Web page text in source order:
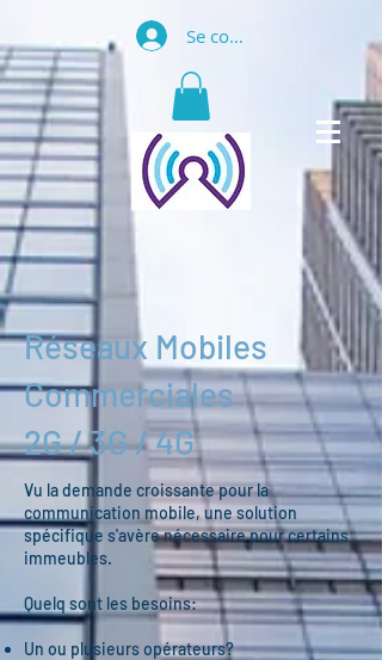
Se connecter
Réseaux Mobiles
Commerciales
2G / 3G / 4G
Vu la demande croissante pour la
communication mobile, une solution
spécifique s'avère nécessaire pour certains
immeubles.
Quelq sont les besoins:
Un ou plusieurs opérateurs?